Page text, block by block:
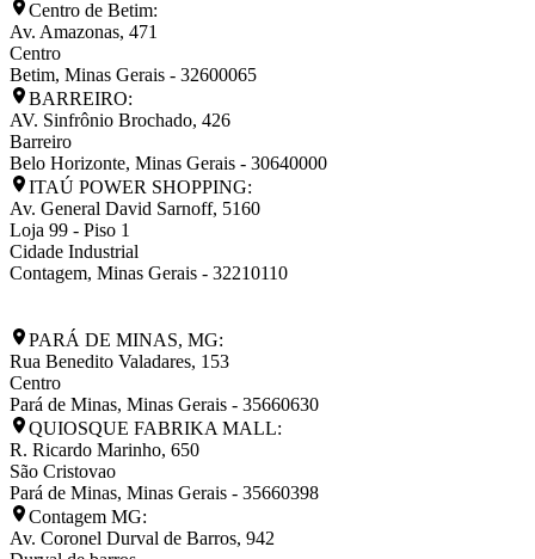
Centro de Betim:
Av. Amazonas, 471
Centro
Betim, Minas Gerais - 32600065
BARREIRO:
AV. Sinfrônio Brochado, 426
Barreiro
Belo Horizonte, Minas Gerais - 30640000
ITAÚ POWER SHOPPING:
Av. General David Sarnoff, 5160
Loja 99 - Piso 1
Cidade Industrial
Contagem, Minas Gerais - 32210110
PARÁ DE MINAS, MG:
Rua Benedito Valadares, 153
Centro
Pará de Minas, Minas Gerais - 35660630
QUIOSQUE FABRIKA MALL:
R. Ricardo Marinho, 650
São Cristovao
Pará de Minas, Minas Gerais - 35660398
Contagem MG:
Av. Coronel Durval de Barros, 942